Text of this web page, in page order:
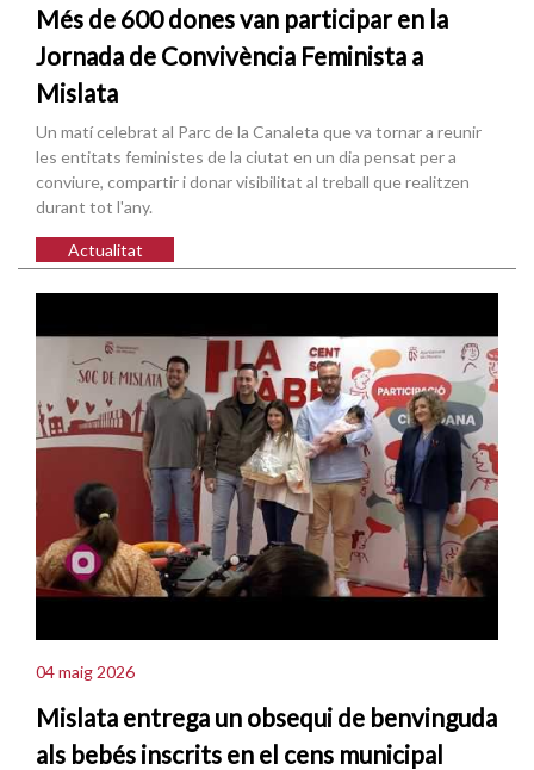
Més de 600 dones van participar en la
Jornada de Convivència Feminista a
Mislata
Un matí celebrat al Parc de la Canaleta que va tornar a reunir
les entitats feministes de la ciutat en un dia pensat per a
conviure, compartir i donar visibilitat al treball que realitzen
durant tot l'any.
Actualitat
04 maig 2026
Mislata entrega un obsequi de benvinguda
als bebés inscrits en el cens municipal